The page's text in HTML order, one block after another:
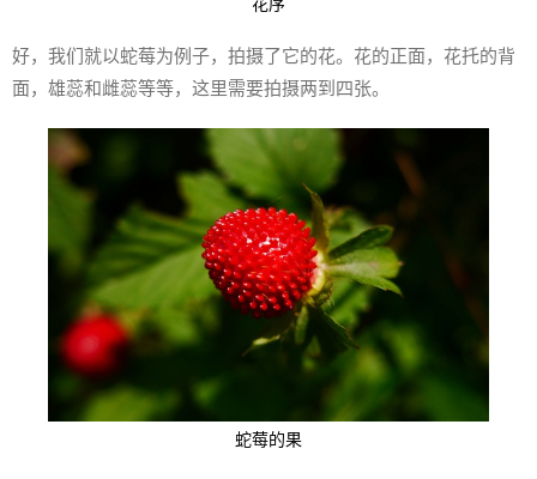
好，我们就以蛇莓为例子，拍摄了它的花。花的正面，花托的背
面，雄蕊和雌蕊等等，这里需要拍摄两到四张。
蛇莓的果